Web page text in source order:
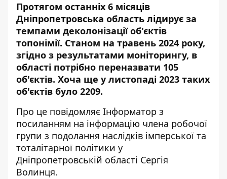
Протягом останніх 6 місяців
Дніпропетровська область лідирує за
темпами деколонізації об'єктів
топонімії. Станом на травень 2024 року,
згідно з результатами моніторингу, в
області потрібно переназвати 105
об'єктів. Хоча ще у листопаді 2023 таких
об'єктів було 2209.
Про це повідомляє Інформатор з
посиланням на інформацію члена робочої
групи з подолання наслідків імперської та
тоталітарної політики у
Дніпропетровській області Сергія
Волинця.